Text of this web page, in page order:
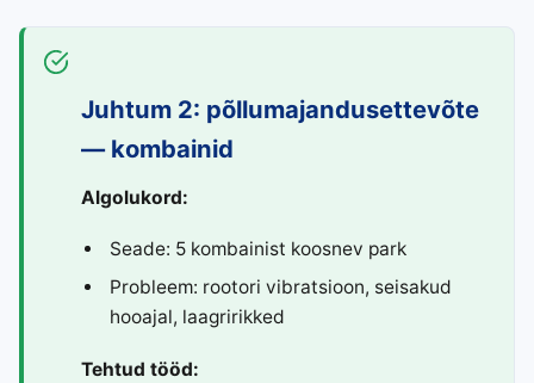
Juhtum 2: põllumajandusettevõte
— kombainid
Algolukord:
Seade: 5 kombainist koosnev park
Probleem: rootori vibratsioon, seisakud
hooajal, laagririkked
Tehtud tööd: